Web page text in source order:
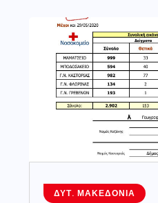
ΔΥΤ. ΜΑΚΕΔΟΝΊΑ